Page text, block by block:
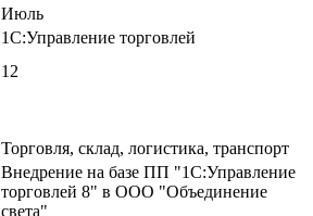
Июль
1С:Управление торговлей
12
Торговля, склад, логистика, транспорт
Внедрение на базе ПП "1C:Управление
торговлей 8" в ООО "Объединение
света"